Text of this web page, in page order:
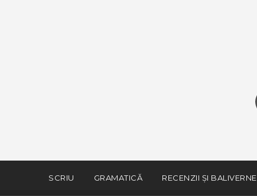
SCRIU GRAMATICĂ RECENZII ȘI BALIVERNE